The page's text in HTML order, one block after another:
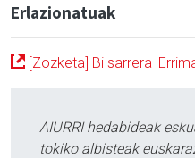
Erlazionatuak
[Zozketa] Bi sarrera
AIURRI hedabideak
tokiko albisteak